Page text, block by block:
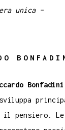
unica –
Bonfadini
il pensiero. Le